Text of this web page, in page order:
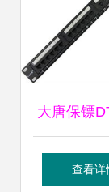
大唐保镖
624六类24
查看详